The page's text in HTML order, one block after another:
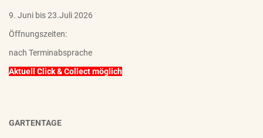
9. Juni bis 23.Juli 2026
Öffnungszeiten:
nach Terminabsprache
Aktuell Click & Collect möglich
GARTENTAGE